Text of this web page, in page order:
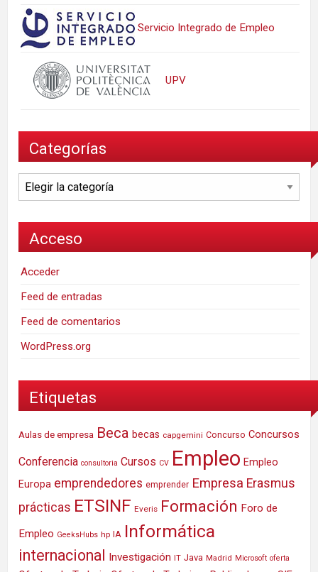
Servicio Integrado de Empleo
UPV
Categorías
Categorías
Acceso
Acceder
Feed de entradas
Feed de comentarios
WordPress.org
Etiquetas
Aulas de empresa Beca becas capgemini Concurso Concursos
Conferencia consultoria Cursos CV Empleo Empleo
Europa emprendedores emprender Empresa Erasmus
prácticas ETSINF Everis Formación Foro de
Empleo GeeksHubs hp IA Informática
internacional Investigación IT Java Madrid Microsoft oferta